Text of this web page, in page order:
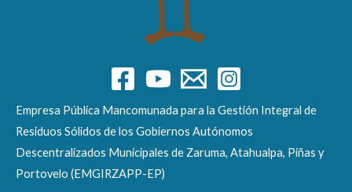
Empresa Pública Mancomunada para la Gestión Integral de
Residuos Sólidos de los Gobiernos Autónomos
Descentralizados Municipales de Zaruma, Atahualpa, Piñas y
Portovelo (EMGIRZAPP-EP)